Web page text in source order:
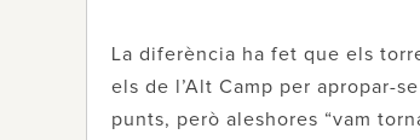
La diferència ha fet que els
els de l’Alt Camp per apropar-
punts, però aleshores “vam